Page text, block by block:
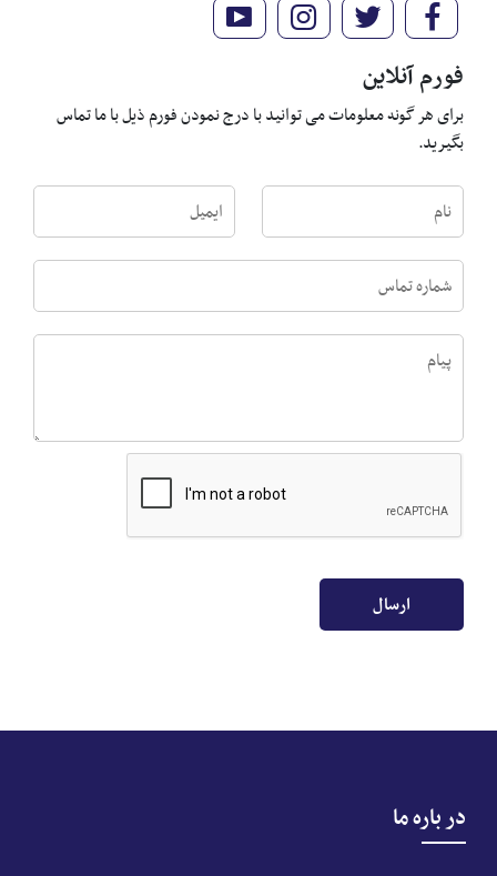
فورم آنلاین
برای هر گونه معلومات می توانید با درج نمودن فورم ذیل با ما تماس
بگیرید.
در باره ما